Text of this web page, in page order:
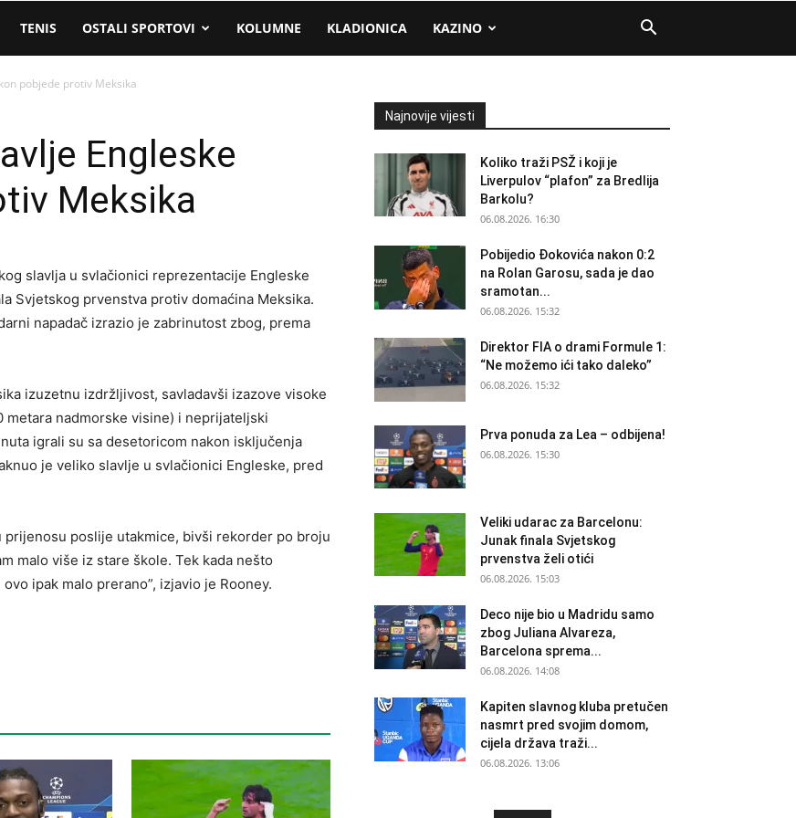
TENIS OSTALI SPORTOVI KOLUMNE KLADIONICA KAZINO
pobjede protiv Meksika
Engleske
Meksika
slavlja u svlačionici reprezentacije Engleske
Svjetskog prvenstva protiv domaćina Meksika.
napadač izrazio je zabrinutost zbog, prema
izuzetnu izdržljivost, savladavši izazove visoke
metara nadmorske visine) i neprijateljski
igrali su sa desetoricom nakon isključenja
je veliko slavlje u svlačionici Engleske, pred
prijenosu poslije utakmice, bivši rekorder po broju
malo više iz stare škole. Tek kada nešto
ipak malo prerano”, izjavio je Rooney.
Najnovije vijesti
Koliko traži PSŽ i koji je
Liverpulov “plafon” za Bredlija
Barkolu?
06.08.2026. 16:30
Pobijedio Đokovića nakon 0:2
na Rolan Garosu, sada je dao
sramotan...
06.08.2026. 15:32
Direktor FIA o drami Formule 1:
“Ne možemo ići tako daleko”
06.08.2026. 15:32
Prva ponuda za Lea – odbijena!
06.08.2026. 15:30
Veliki udarac za Barcelonu:
Junak finala Svjetskog
prvenstva želi otići
06.08.2026. 15:03
Deco nije bio u Madridu samo
zbog Juliana Alvareza,
Barcelona sprema...
06.08.2026. 14:08
Kapiten slavnog kluba pretučen
nasmrt pred svojim domom,
cijela država traži...
06.08.2026. 13:06